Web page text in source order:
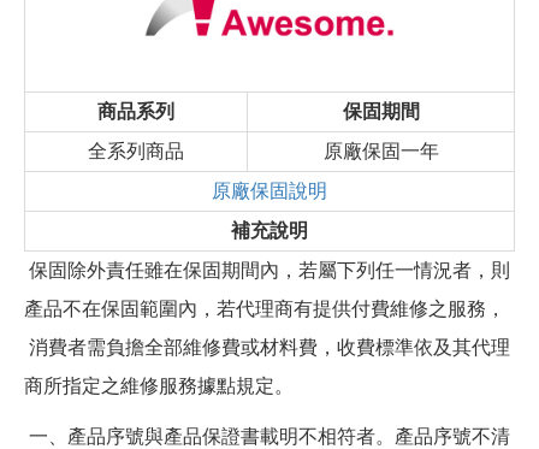
商品系列
保固期間
全系列商品
原廠保固一年
原廠保固說明
補充說明
保固除外責任雖在保固期間內，若屬下列任一情況者，則
產品不在保固範圍內，若代理商有提供付費維修之服務，
消費者需負擔全部維修費或材料費，收費標準依及其代理
商所指定之維修服務據點規定。
一、產品序號與產品保證書載明不相符者。產品序號不清